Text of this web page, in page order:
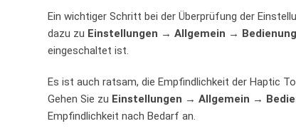
Ein wichtiger ⁤Schritt ‍bei der Überprüfung der
dazu ‍zu Einstellungen ‌→ Allgemein →
eingeschaltet ist.
Es ist‍ auch ratsam, die Empfindlichkeit der Haptic
Gehen Sie​ zu Einstellungen → Allgemein →
Empfindlichkeit nach ⁤Bedarf an.